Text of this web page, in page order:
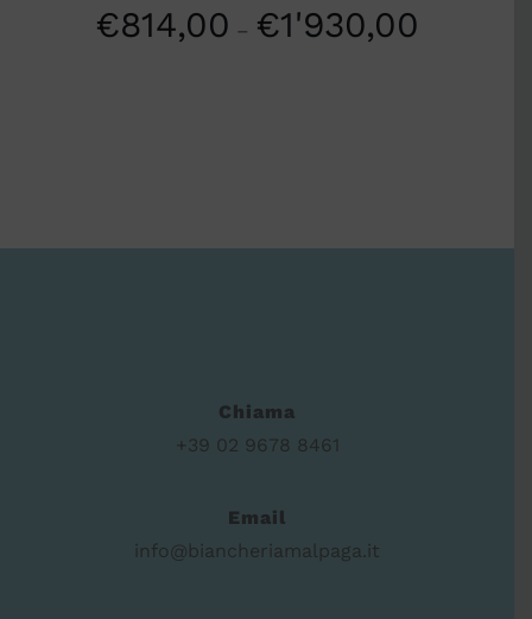
€814,00 – €1'930,00
Chiama
+39 02 9678 8461
Email
info@biancheriamalpaga.it